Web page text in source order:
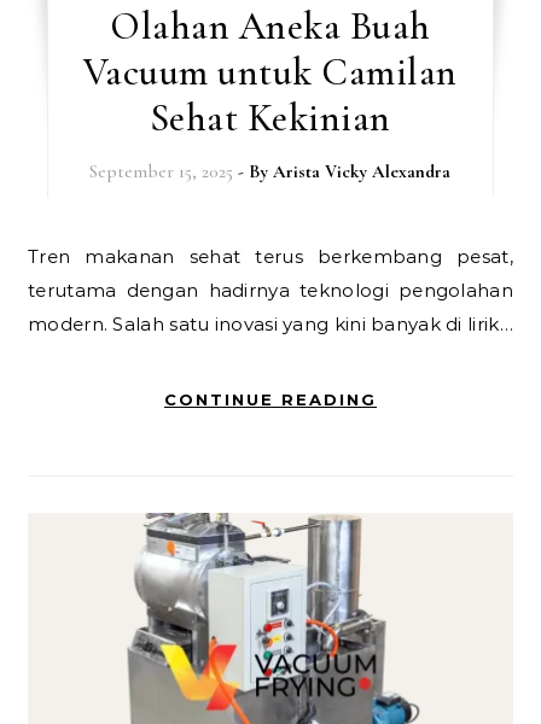
Olahan Aneka Buah
Vacuum untuk Camilan
Sehat Kekinian
September 15, 2025 - ByArista Vicky Alexandra
Tren makanan sehat terus berkembang pesat,
terutama dengan hadirnya teknologi pengolahan
modern. Salah satu inovasi yang kini banyak di lirik…
CONTINUE READING